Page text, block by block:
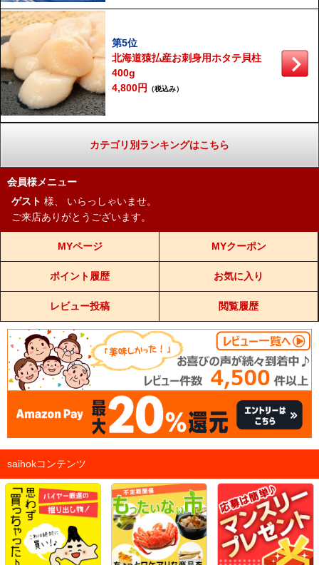
第5位
北海道猿払産お刺身用ホタテ貝柱
400g
4,800円 （税込み）
カテゴリ別ランキングはこちら
会員様メニュー
ゲスト 様、
いらっしゃいませ。
ご来店ありがとうございます。
MYページ MYクーポン
ポイント履歴 お気に入り
レビュー投稿 閲覧履歴
saihokコンテンツ